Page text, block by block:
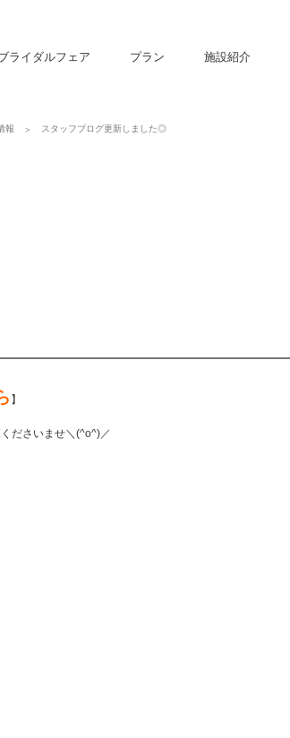
ライダルフェア プラン 施設紹介
報 スタッフブログ更新しました◎
】
ださいませ＼(^o^)／